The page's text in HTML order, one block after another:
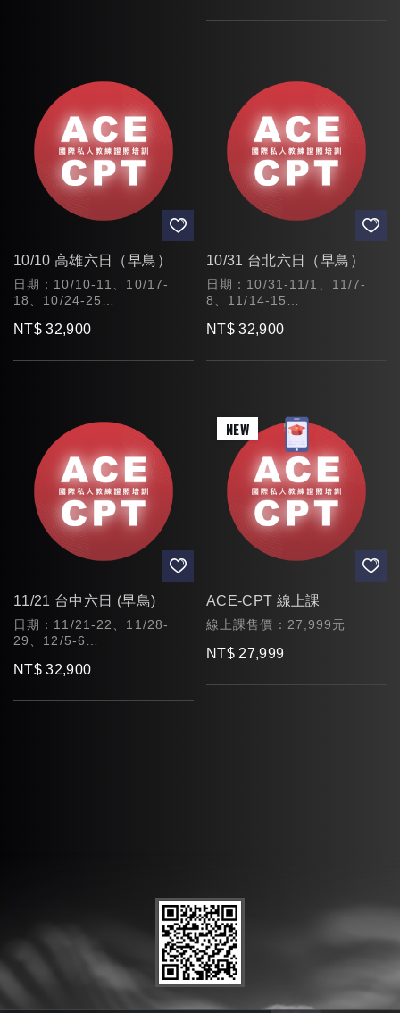
10/10 高雄六日（早鳥）
日期：10/10-11、10/17-
18、10/24-25
1H，課程時數共42H)
NT$ 32,900
10/31 台北六日（早鳥）
日期：10/31-11/1、11/7-
8、11/14-15
1H，課程時數共42H)
NT$ 32,900
11/21 台中六日 (早鳥)
日期：11/21-22、11/28-
29、12/5-6
1H，課程時數共42H)
NT$ 32,900
ACE-CPT 線上課
線上課售價：27,999元
NT$ 27,999